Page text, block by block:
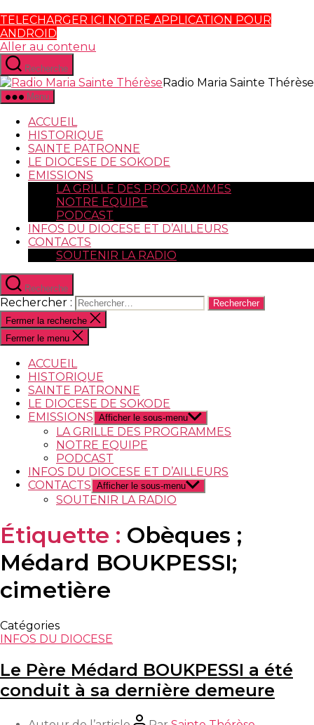
TELECHARGER ICI NOTRE APPLICATION POUR
ANDROID
Aller au contenu
Recherche
Radio Maria Sainte Thérèse
Menu
ACCUEIL
HISTORIQUE
SAINTE PATRONNE
LE DIOCESE DE SOKODE
EMISSIONS
LA GRILLE DES PROGRAMMES
NOTRE EQUIPE
PODCAST
INFOS DU DIOCESE ET D’AILLEURS
CONTACTS
SOUTENIR LA RADIO
Recherche
Rechercher :
Fermer la recherche
Fermer le menu
ACCUEIL
HISTORIQUE
SAINTE PATRONNE
LE DIOCESE DE SOKODE
EMISSIONS Afficher le sous-menu
LA GRILLE DES PROGRAMMES
NOTRE EQUIPE
PODCAST
INFOS DU DIOCESE ET D’AILLEURS
CONTACTS Afficher le sous-menu
SOUTENIR LA RADIO
Étiquette : Obèques ;
Médard BOUKPESSI;
cimetière
Catégories
INFOS DU DIOCESE
Le Père Médard BOUKPESSI a été
conduit à sa dernière demeure